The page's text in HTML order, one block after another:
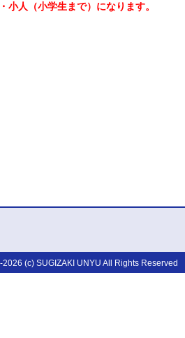
人（小学生まで）になります。
(c) SUGIZAKI UNYU All Rights Reserved